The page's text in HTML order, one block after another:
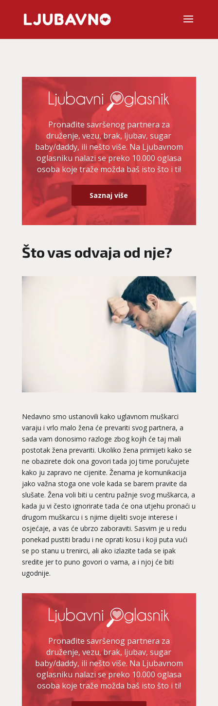
Pronađite savršenog partnera za
druženje, vezu, brak, ljubav, sugar
baby/daddy, ili nešto više. Na Ljubavnom
oglasniku nalazi se preko 10.000 oglasa
osoba koje traže možda baš isto što i ti!
Saznaj više
Što vas odvaja od nje?
Nedavno smo ustanovili kako uglavnom muškarci
varaju i vrlo malo žena će prevariti svog partnera, a
sada vam donosimo razloge zbog kojih će taj mali
postotak žena prevariti. Ukoliko žena primijeti kako se
ne obazirete dok ona govori tada joj time poručujete
kako ju zapravo ne cijenite. Ženama je komunikacija
jako važna stoga one vole kada se barem pravite da
slušate. Žena voli biti u centru pažnje svog muškarca, a
kada ju vi često ignorirate tada će ona utjehu pronaći u
drugom muškarcu i s njime dijeliti svoje interese i
osjećaje, a vas će ubrzo zaboraviti. Sasvim je u redu
ponekad pustiti bradu i ne oprati kosu i koji puta vući
se po stanu u trenirci, ali ako izlazite tada se ipak
sredite jer to puno govori o vama, a i njoj će biti
ugodnije.
Pronađite savršenog partnera za
druženje, vezu, brak, ljubav, sugar
baby/daddy, ili nešto više. Na Ljubavnom
oglasniku nalazi se preko 10.000 oglasa
osoba koje traže možda baš isto što i ti!